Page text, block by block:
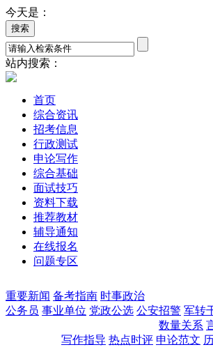
今天是：
站内搜索：
首页
综合资讯
招考信息
行政测试
申论写作
综合基础
面试技巧
资料下载
推荐教材
辅导通知
在线报名
问题专区
重要新闻 备考指南 时事政治
公务员 事业单位 党政公选 公安招警 军转
数量关系
写作指导 热点时评 申论范文